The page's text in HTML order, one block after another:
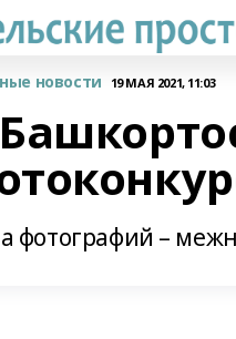
новости 19 МАЯ 2021, 11:03
фотографий –